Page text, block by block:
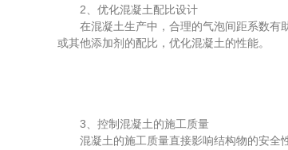
2、优化混凝土配比设计
在混凝土生产中，合理的气泡间距系数有助
或其他添加剂的配比，优化混凝土的性能。
3、控制混凝土的施工质量
混凝土的施工质量直接影响结构物的安全性